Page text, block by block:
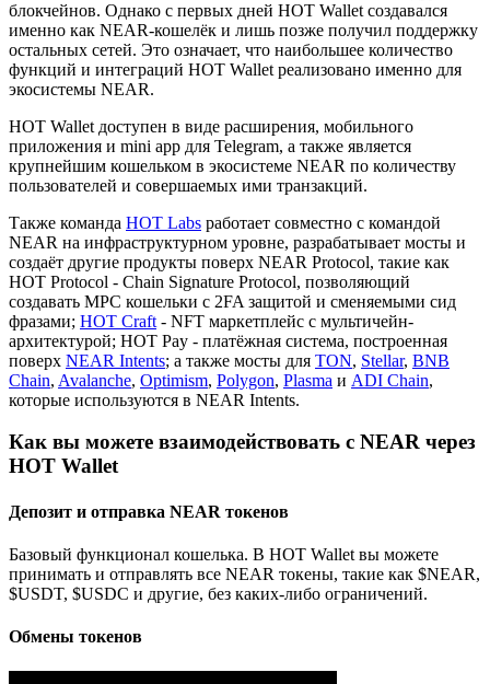
блокчейнов. Однако с первых дней HOT Wallet создавался
именно как NEAR-кошелёк и лишь позже получил поддержку
остальных сетей. Это означает, что наибольшее количество
функций и интеграций HOT Wallet реализовано именно для
экосистемы NEAR.
HOT Wallet доступен в виде расширения, мобильного
приложения и mini app для Telegram, а также является
крупнейшим кошельком в экосистеме NEAR по количеству
пользователей и совершаемых ими транзакций.
Также команда HOT Labs работает совместно с командой
NEAR на инфраструктурном уровне, разрабатывает мосты и
создаёт другие продукты поверх NEAR Protocol, такие как
HOT Protocol - Chain Signature Protocol, позволяющий
создавать MPC кошельки с 2FA защитой и сменяемыми сид
фразами; HOT Craft - NFT маркетплейс с мультичейн-
архитектурой; HOT Pay - платёжная система, построенная
поверх NEAR Intents; а также мосты для TON, Stellar, BNB
Chain, Avalanche, Optimism, Polygon, Plasma и ADI Chain,
которые используются в NEAR Intents.
Как вы можете взаимодействовать с NEAR через
HOT Wallet
Депозит и отправка NEAR токенов
Базовый функционал кошелька. В HOT Wallet вы можете
принимать и отправлять все NEAR токены, такие как $NEAR,
$USDT, $USDC и другие, без каких-либо ограничений.
Обмены токенов